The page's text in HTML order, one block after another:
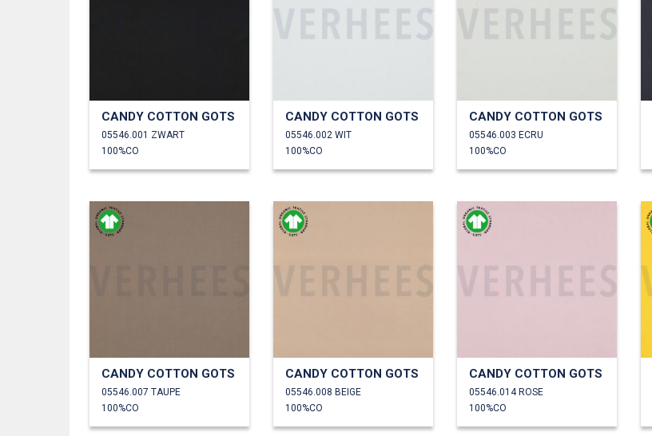
CANDY COTTON GOTS
05546.001 ZWART
100%CO
CANDY COTTON GOTS
05546.002 WIT
100%CO
CANDY COTTON GOTS
05546.003 ECRU
100%CO
CANDY COTTON GOTS
05546.007 TAUPE
100%CO
CANDY COTTON GOTS
05546.008 BEIGE
100%CO
CANDY COTTON GOTS
05546.014 ROSE
100%CO